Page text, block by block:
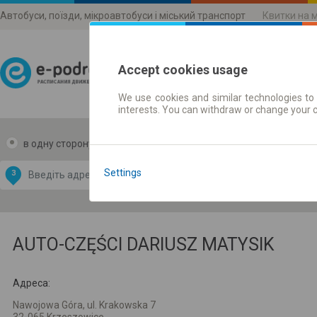
Автобуси, поїзди, мікроавтобуси і міський транспорт Квитки на
Розклади руху
в одну сторону в дві сторони
З
by
OpenStreetMap
AUTO-CZĘŚCI DARIUSZ MATYSIK
Адреса:
Nawojowa Góra, ul. Krakowska 7
Accept cookies usage
We use cookies and similar technologies
interests. You can withdraw or change
Settings